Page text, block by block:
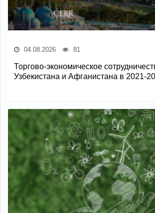
04.08.2026 81
Торгово-экономическое
Узбекистана и Афганистана в 2021-